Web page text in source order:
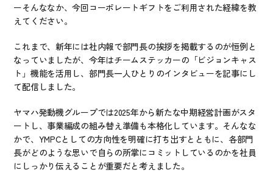
ーそんななか、今回コーポレートギフトをご利用された経緯を教
えてください。
これまで、新年には社内報で部門長の挨拶を掲載するのが恒例と
なっていましたが、今年はチームステッカーの「ビジョンキャス
ト」機能を活用し、部門長一人ひとりのインタビューを記事にし
て配信しました。
ヤマハ発動機グループでは2025年から新たな中期経営計画がスタ
ートし、事業編成の組み替え準備も本格化しています。そんなな
かで、YMPCとしての方向性を明確に打ち出すとともに、各部門
長がどのような思いで自らの所掌にコミットしているのかを社員
にしっかり伝えることが重要だと考えました。